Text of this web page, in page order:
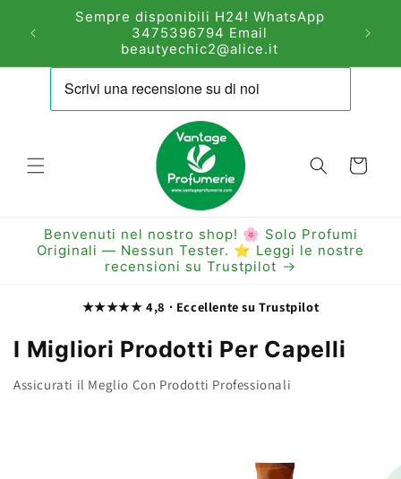
direttamente
ai contenuti
Sempre disponibili H24! WhatsApp
3475396794 Email
beautyechic2@alice.it
Carrello
Benvenuti nel nostro shop! 🌸 Solo Profumi
Originali — Nessun Tester. ⭐ Leggi le nostre
recensioni su Trustpilot
★★★★★ 4,8 · Eccellente su Trustpilot
I Migliori Prodotti Per Capelli
Assicurati il Meglio Con Prodotti Professionali